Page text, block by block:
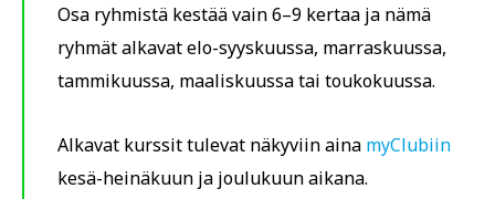
Osa ryhmistä kestää vain 6–9 kertaa ja nämä
ryhmät alkavat elo-syyskuussa, marraskuussa,
tammikuussa, maaliskuussa tai toukokuussa.
Alkavat kurssit tulevat näkyviin aina myClubiin
kesä-heinäkuun ja joulukuun aikana.